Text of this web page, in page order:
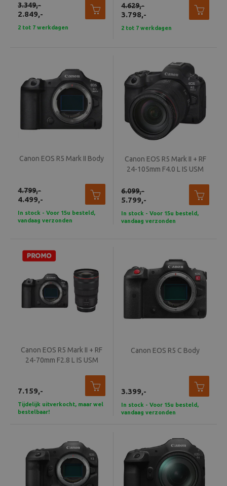
2.849,-
3.349,-
2 tot 7 werkdagen
3.798,-
4.629,-
2 tot 7 werkdagen
Canon EOS R5 Mark II Body
4.499,-
4.799,-
In stock - Voor 15u besteld,
vandaag verzonden
Canon EOS R5 Mark II + RF
24-105mm F4.0 L IS USM
5.799,-
6.099,-
In stock - Voor 15u besteld,
vandaag verzonden
Canon EOS R5 Mark II + RF
24-70mm F2.8 L IS USM
7.159,-
Tijdelijk uitverkocht, maar wel
bestelbaar!
Canon EOS R5 C Body
3.399,-
In stock - Voor 15u besteld,
vandaag verzonden